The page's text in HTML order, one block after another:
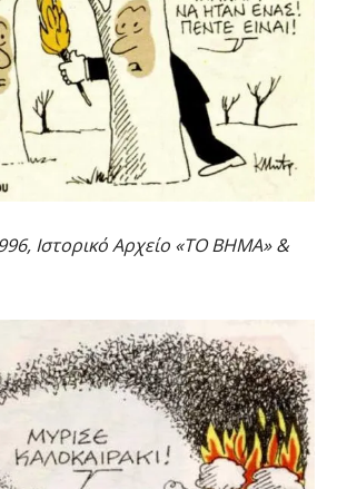
Ιστορικό Αρχείο «ΤΟ ΒΗΜΑ» &